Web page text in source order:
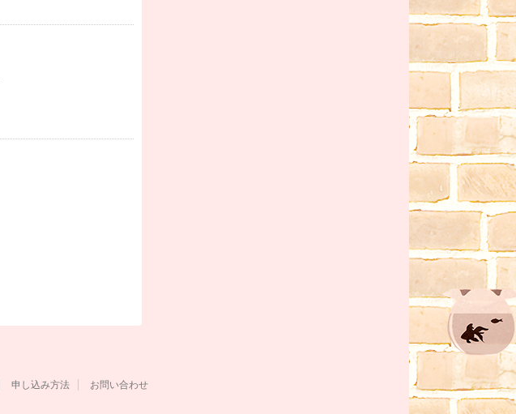
申し込み方法 お問い合わせ